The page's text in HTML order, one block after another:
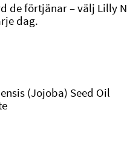
de förtjänar – välj Lilly
dag.
(Jojoba) Seed Oil